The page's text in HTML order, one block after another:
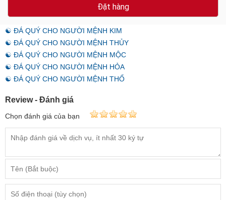
Đặt hàng
☯ ĐÁ QUÝ CHO NGƯỜI MỆNH KIM
☯ ĐÁ QUÝ CHO NGƯỜI MỆNH THỦY
☯ ĐÁ QUÝ CHO NGƯỜI MỆNH MỘC
☯ ĐÁ QUÝ CHO NGƯỜI MỆNH HỎA
☯ ĐÁ QUÝ CHO NGƯỜI MỆNH THỔ
Review - Đánh giá
Chọn đánh giá của bạn